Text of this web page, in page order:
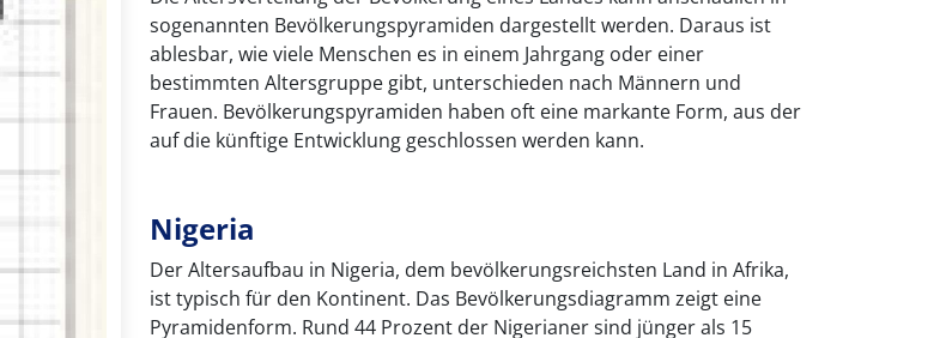
sogenannten Bevölkerungspyramiden dargestellt werden. Daraus ist
ablesbar, wie viele Menschen es in einem Jahrgang oder einer
bestimmten Altersgruppe gibt, unterschieden nach Männern und
Frauen. Bevölkerungspyramiden haben oft eine markante Form, aus der
auf die künftige Entwicklung geschlossen werden kann.
Nigeria
Der Altersaufbau in Nigeria, dem bevölkerungsreichsten Land in Afrika,
ist typisch für den Kontinent. Das Bevölkerungsdiagramm zeigt eine
Pyramidenform. Rund 44 Prozent der Nigerianer sind jünger als 15